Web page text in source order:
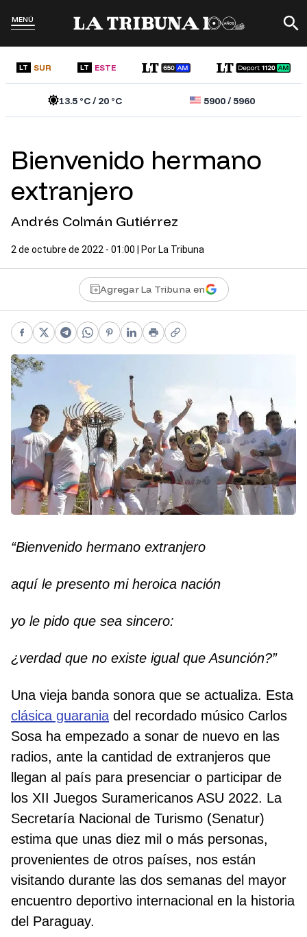
MENÚ
LT SUR LT ESTE
13.5 °C /20 °C 5900/5960
Bienvenido hermano
extranjero
Andrés Colmán Gutiérrez
2 de octubre de 2022 - 01:00 | Por La Tribuna
Agregar La Tribuna en
Facebook
X Telegram
WhatsApp
Pinterest
LinkedIn
PrintCopy link
“Bienvenido hermano extranjero
aquí le presento mi heroica nación
yo le pido que sea sincero:
¿verdad que no existe igual que Asunción?”
Una vieja banda sonora que se actualiza. Esta
clásica guarania del recordado músico Carlos
Sosa ha empezado a sonar de nuevo en las
radios, ante la cantidad de extranjeros que
llegan al país para presenciar o participar de
los XII Juegos Suramericanos ASU 2022. La
Secretaría Nacional de Turismo (Senatur)
estima que unas diez mil o más personas,
provenientes de otros países, nos están
visitando durante las dos semanas del mayor
encuentro deportivo internacional en la historia
del Paraguay.